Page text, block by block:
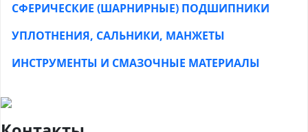
СФЕРИЧЕСКИЕ (ШАРНИРНЫЕ) ПОДШИПНИКИ
УПЛОТНЕНИЯ, САЛЬНИКИ, МАНЖЕТЫ
ИНСТРУМЕНТЫ И СМАЗОЧНЫЕ МАТЕРИАЛЫ